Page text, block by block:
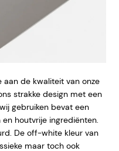
aan de kwaliteit van onze
strakke design met een
gebruiken bevat een
houtvrije ingrediënten.
De off-white kleur van
maar toch ook